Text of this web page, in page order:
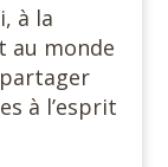
à la
au monde
à l’esprit